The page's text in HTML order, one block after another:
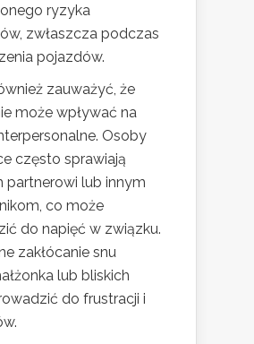
ryzyka
zwłaszcza podczas
pojazdów.
zauważyć, że
może wpływać na
Osoby
często sprawiają
partnerowi lub innym
co może
do napięć w związku.
zakłócanie snu
lub bliskich
do frustracji i